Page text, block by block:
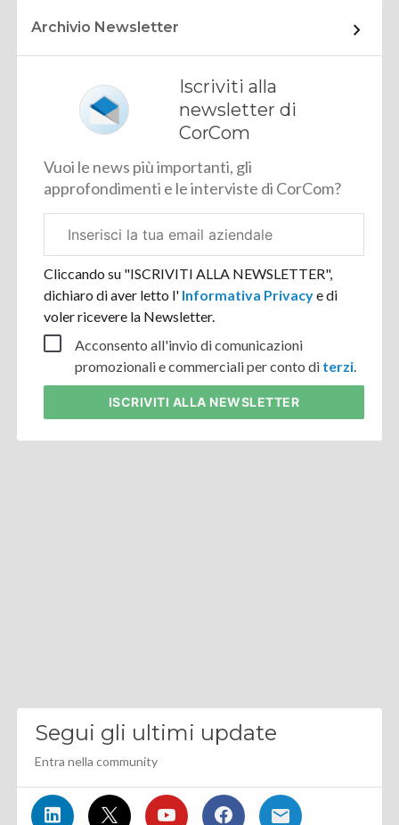
Archivio Newsletter
Iscriviti alla
newsletter di
CorCom
Vuoi le news più importanti, gli
approfondimenti e le interviste di CorCom?
aziendale
Cliccando su "ISCRIVITI ALLA NEWSLETTER",
dichiaro di aver letto l' Informativa Privacye di
voler ricevere la Newsletter.
Acconsento all'invio di comunicazioni
promozionali e commerciali per conto di terzi.
ISCRIVITI ALLA NEWSLETTER
Segui gli ultimi update
Entra nella community